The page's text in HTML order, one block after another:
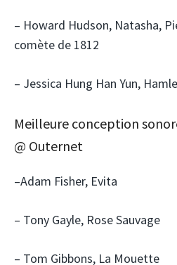
– Howard Hudson, Natasha,
comète de 1812
– Jessica Hung Han Yun,
Meilleure conception
@ Outernet
–Adam Fisher, Evita
– Tony Gayle, Rose Sauvage
– Tom Gibbons, La Mouette